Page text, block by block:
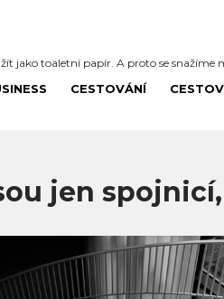
jako toaletní papír. A proto se
CESTOVÁNÍ
jen